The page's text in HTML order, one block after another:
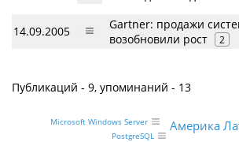
14.09.2005
Gartner: продажи
возобновили рост
2
Публикаций - 9, упоминаний - 13
Америка
Microsoft Windows Server
PostgreSQL